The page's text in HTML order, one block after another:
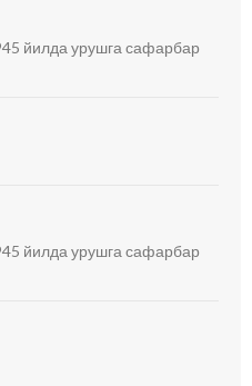
йилда урушга сафарбар
йилда урушга сафарбар